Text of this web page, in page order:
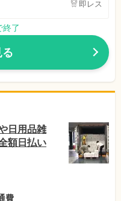
即レス
終了
日用品雑
額日払い
費